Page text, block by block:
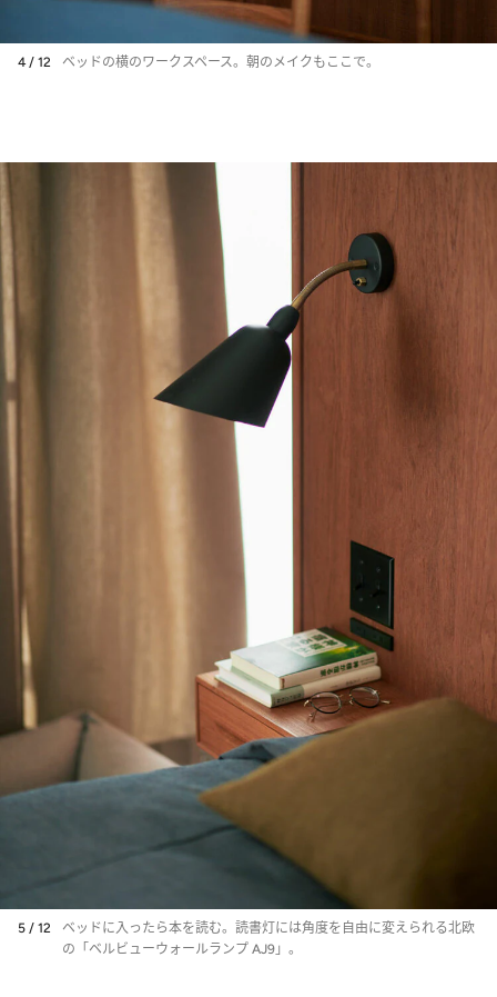
4 / 12 ベッドの横のワークスペース。朝のメイクもここで。
5 / 12
ベッドに入ったら本を読む。読書灯には角度を自由に変えられる北欧
の「ベルビューウォールランプ AJ9」。